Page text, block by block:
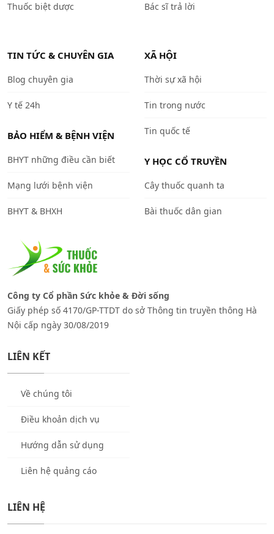
Thuốc biệt dược Bác sĩ trả lời
TIN TỨC & CHUYÊN GIA
Blog chuyên gia
Y tế 24h
BẢO HIỂM & BỆNH VIỆN
BHYT những điều cần biết
Mạng lưới bệnh viện
BHYT & BHXH
XÃ HỘI
Thời sự xã hội
Tin trong nước
Tin quốc tế
Y HỌC CỔ TRUYỀN
Cây thuốc quanh ta
Bài thuốc dân gian
Công ty Cổ phần Sức khỏe & Đời sống
Giấy phép số 4170/GP-TTDT do sở Thông tin truyền thông Hà
Nội cấp ngày 30/08/2019
LIÊN KẾT
Về chúng tôi
Điều khoản dịch vụ
Hướng dẫn sử dụng
Liên hệ quảng cáo
LIÊN HỆ